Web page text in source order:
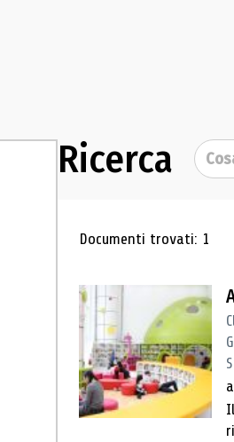
Ricerca Cerca
Risultati
Documenti trovati: 1